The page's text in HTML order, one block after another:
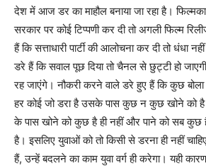
देश में आज डर का माहौल बनाया जा रहा है।
सरकार पर कोई टिप्पणी कर दी तो अगली फिल्म
हैं कि सत्ताधारी पार्टी की आलोचना कर दी तो धंधा
डरे हैं कि सवाल पूछ दिया तो चैनल से छुट्टी हो
रह जाएंगे। नौकरी करने वाले डरे हुए हैं कि कुछ बोला
हर कोई जो डरा है उसके पास कुछ न कुछ खोने को
के पास खोने को कुछ है ही नहीं और पाने को सब कुछ
है। इसलिए युवाओं को तो किसी से डरना ही नहीं
हैं, उन्हें बदलने का काम युवा वर्ग ही करेगा। यही